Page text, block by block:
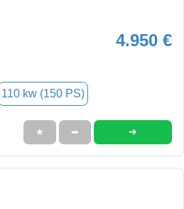
4.950 €
110 kw (150 PS)
★ ➦ ➜